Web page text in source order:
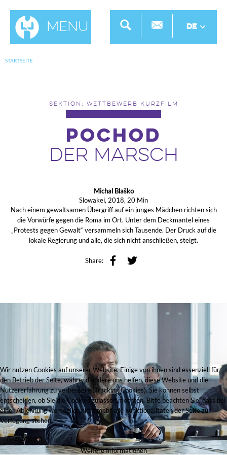
Menu DE
STARTSEITE
SEKTION: WETTBEWERB KURZFILM
POCHOD
DER MARSCH
Michal Blaško
Slowakei, 2018, 20 Min
Nach einem gewaltsamen Übergriff auf ein junges Mädchen richten sich
die Vorwürfe gegen die Roma im Ort. Unter dem Deckmantel eines
„Protests gegen Gewalt“ versammeln sich Tausende. Der Druck auf die
lokale Regierung und alle, die sich nicht anschließen, steigt.
Share:
Wir nutzen Cookies auf unserer Website. Einige von ihnen sind essenziell für
den Betrieb der Seite, während andere uns helfen, diese Website und die
Nutzererfahrung zu verbessern (Tracking Cookies). Sie können selbst
entscheiden, ob Sie die Cookies zulassen möchten. Bitte beachten Sie, dass bei
einer Ablehnung womöglich nicht mehr alle Funktionalitäten der Seite zur
Verfügung stehen.
Akzeptieren
Weitere Informationen